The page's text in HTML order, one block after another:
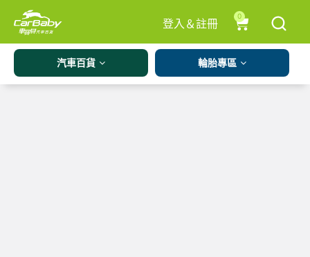
登入＆註冊
0
汽車百貨 輪胎專區